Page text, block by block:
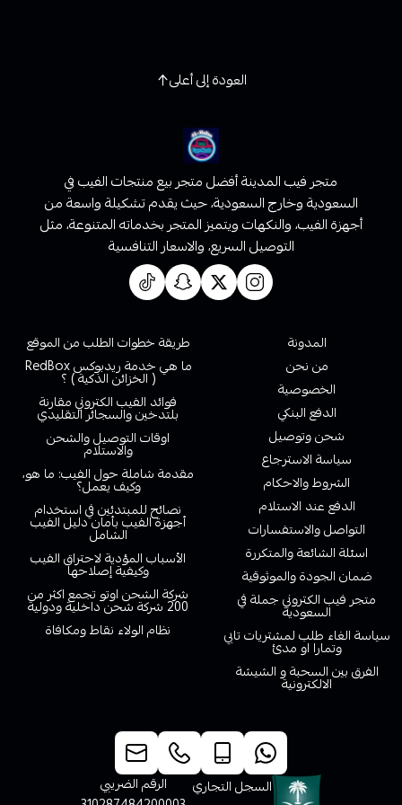
العودة إلى أعلى
متجر فيب المدينة أفضل متجر بيع منتجات الفيب في
السعودية وخارج السعودية، حيث يقدم تشكيلة واسعة من
أجهزة الفيب، والنكهات ويتميز المتجر بخدماته المتنوعة، مثل
التوصيل السريع، والاسعار التنافسية
المدونة
من نحن
الخصوصية
الدفع البنكي
شحن وتوصيل
سياسة الاسترجاع
الشروط والاحكام
الدفع عند الاستلام
التواصل والاستفسارات
اسئلة الشائعة والمتكررة
ضمان الجودة والموثوقية
متجر فيب الكتروني جملة في
السعودية
سياسة الغاء طلب لمشتريات تابي
وتمارا او مدئ
الفرق بين السحبة و الشيشة
الالكترونية
طريقة خطوات الطلب من الموقع
ما هي خدمة ريدبوكس RedBox
( الخزائن الذكية ) ؟
فوائد الفيب الكتروني مقارنة
بلتدخين والسجائر التقليدي
اوقات التوصيل والشحن
والاستلام
مقدمة شاملة حول الفيب: ما هو،
وكيف يعمل؟
نصائح للمبتدئين في استخدام
أجهزة الفيب بأمان دليل الفيب
الشامل
الأسباب المؤدية لاحتراق الفيب
وكيفية إصلاحها
شركة الشحن اوتو تجمع اكثر من
200 شركة شحن داخلية ودولية
نظام الولاء نقاط ومكافاة
السجل التجاري
الرقم الضريبي